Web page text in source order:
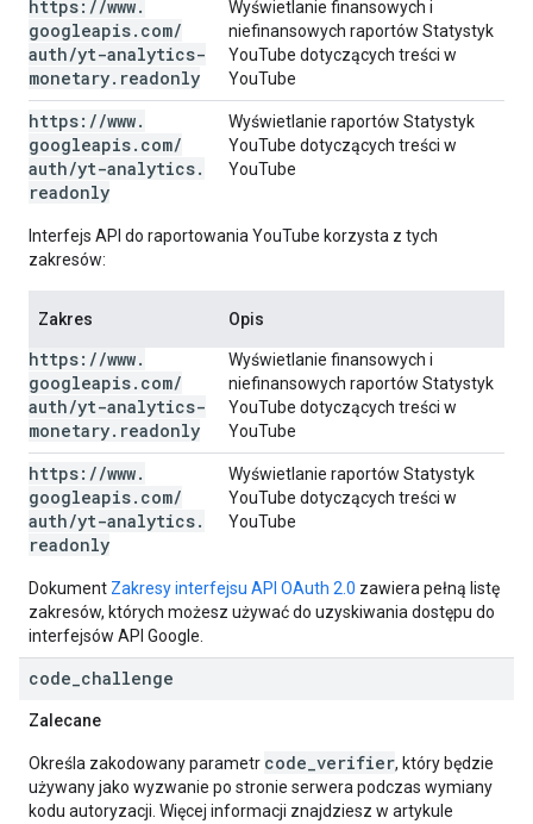
https: //www.
googleapis. com/
auth/yt-analytics-
monetary. readonly
Wyświetlanie finansowych i
niefinansowych raportów Statystyk
YouTube dotyczących treści w
YouTube
https: //www.
googleapis. com/
auth/yt-analytics.
readonly
Wyświetlanie raportów Statystyk
YouTube dotyczących treści w
YouTube
Interfejs API do raportowania YouTube korzysta z tych
zakresów:
Zakres Opis
https: //www.
googleapis. com/
auth/yt-analytics-
monetary. readonly
Wyświetlanie finansowych i
niefinansowych raportów Statystyk
YouTube dotyczących treści w
YouTube
https: //www.
googleapis. com/
auth/yt-analytics.
readonly
Wyświetlanie raportów Statystyk
YouTube dotyczących treści w
YouTube
Dokument Zakresy interfejsu API OAuth 2.0 zawiera pełną listę
zakresów, których możesz używać do uzyskiwania dostępu do
interfejsów API Google.
code challenge
Zalecane
Określa zakodowany parametr code_verifier, który będzie
używany jako wyzwanie po stronie serwera podczas wymiany
kodu autoryzacji. Więcej informacji znajdziesz w artykule